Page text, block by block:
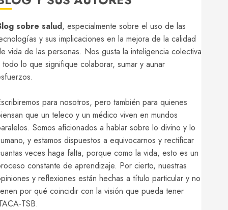
sobre salud, especialmente sobre el uso de las
y sus implicaciones en la mejora de la calidad
vida de las personas. Nos gusta la inteligencia colectiva
todo lo que signifique colaborar, sumar y aunar
para nosotros, pero también para quienes
que un teleco y un médico viven en mundos
Somos aficionados a hablar sobre lo divino y lo
y estamos dispuestos a equivocarnos y rectificar
veces haga falta, porque como la vida, esto es un
constante de aprendizaje. Por cierto, nuestras
y reflexiones están hechas a título particular y no
por qué coincidir con la visión que pueda tener
TSB.